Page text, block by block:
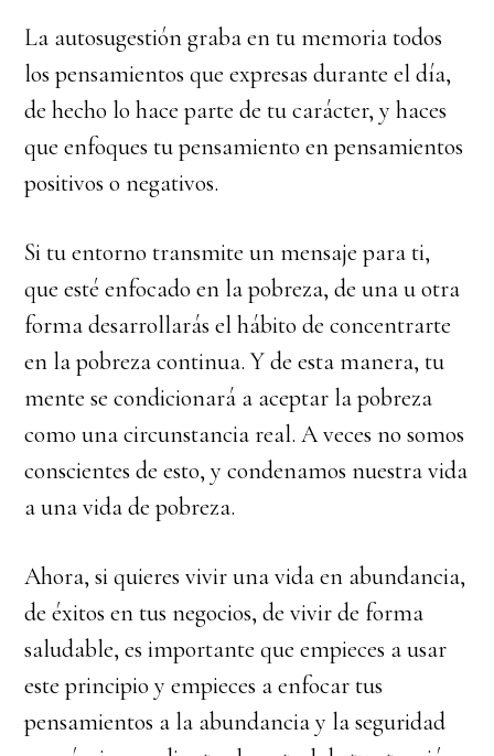
La autosugestión graba en tu memoria todos
los pensamientos que expresas durante el día,
de hecho lo hace parte de tu carácter, y haces
que enfoques tu pensamiento en pensamientos
positivos o negativos.
Si tu entorno transmite un mensaje para ti,
que esté enfocado en la pobreza, de una u otra
forma desarrollarás el hábito de concentrarte
en la pobreza continua. Y de esta manera, tu
mente se condicionará a aceptar la pobreza
como una circunstancia real. A veces no somos
conscientes de esto, y condenamos nuestra vida
a una vida de pobreza.
Ahora, si quieres vivir una vida en abundancia,
de éxitos en tus negocios, de vivir de forma
saludable, es importante que empieces a usar
este principio y empieces a enfocar tus
pensamientos a la abundancia y la seguridad